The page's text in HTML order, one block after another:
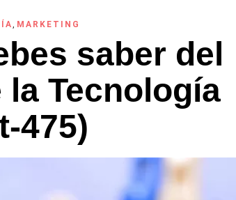
, MARKETING
saber del
Tecnología
475)